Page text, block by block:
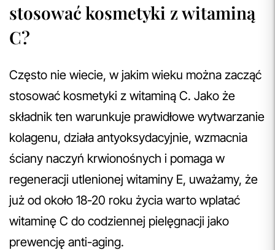
stosować kosmetyki z witaminą
C?
Często nie wiecie, w jakim wieku można zacząć
stosować kosmetyki z witaminą C. Jako że
składnik ten warunkuje prawidłowe wytwarzanie
kolagenu, działa antyoksydacyjnie, wzmacnia
ściany naczyń krwionośnych i pomaga w
regeneracji utlenionej witaminy E, uważamy, że
już od około 18-20 roku życia warto wplatać
witaminę C do codziennej pielęgnacji jako
prewencję anti-aging.